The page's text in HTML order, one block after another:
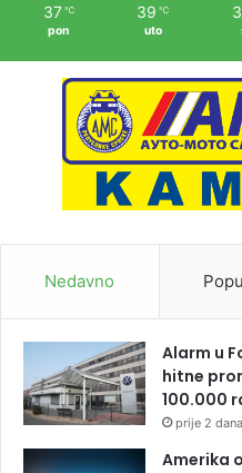
37 ℃
pon
39 ℃
uto
Nedavno
Alarm u
hitne
100.000
prije 2 dana
Amerika